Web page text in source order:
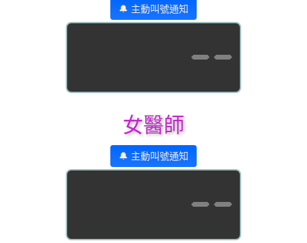
🔔 主動叫號通知
--
女醫師
🔔 主動叫號通知
--